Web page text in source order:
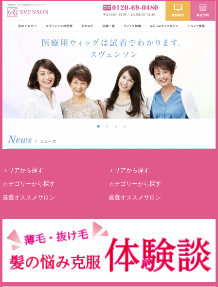
エリアから探す
カテゴリーから探す
厳選オススメサロン
エリアから探す
カテゴリーから探す
厳選オススメサロン